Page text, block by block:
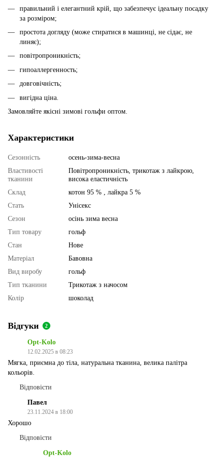
правильний і елегантний крій, що забезпечує ідеальну посадку
за розміром;
простота догляду (може стиратися в машинці, не сідає, не
линяє);
повітропроникність;
гипоаллергенность;
довговічність;
вигідна ціна.
Замовляйте якісні зимові гольфи оптом.
Характеристики
Сезонність
осень-зима-весна
Властивості
тканини
Повітропроникність, трикотаж з лайкрою,
висока еластичність
Склад
котон 95 % , лайкра 5 %
Стать
Унісекс
Сезон
осінь зима весна
Тип товару
гольф
Стан
Нове
Матеріал
Бавовна
Вид виробу
гольф
Тип тканини
Трикотаж з начосом
Колір
шоколад
Відгуки 2
Opt-Kolo
12.02.2025 в 08:23
Мягка, приємна до тіла, натуральна тканина, велика палітра
кольорів.
Відповісти
Павел
23.11.2024 в 18:00
Хорошо
Відповісти
Opt-Kolo